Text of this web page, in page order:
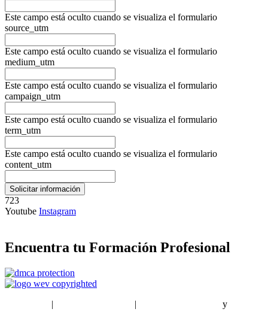
Este campo está oculto cuando se visualiza el formulario
source_utm
Este campo está oculto cuando se visualiza el formulario
medium_utm
Este campo está oculto cuando se visualiza el formulario
campaign_utm
Este campo está oculto cuando se visualiza el formulario
term_utm
Este campo está oculto cuando se visualiza el formulario
content_utm
723
Youtube Instagram
Encuentra tu Formación Profesional
| | y